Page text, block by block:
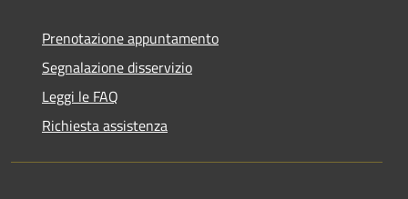
Prenotazione appuntamento
Segnalazione disservizio
Leggi le FAQ
Richiesta assistenza